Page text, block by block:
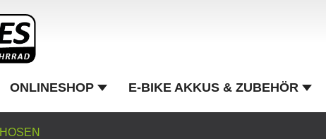
ONLINESHOP E-BIKE AKKUS & ZUBEHÖR
HOSEN